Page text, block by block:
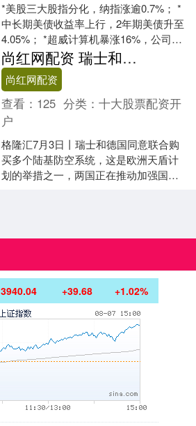
*美股三大股指分化，纳指涨逾0.7%； *
中长期美债收益率上行，2年期美债升至
4.05%； *超威计算机暴涨16%，公司与
沙特达成多年合约。 周三美股涨跌互
现，....
尚红网配资 瑞士和德国签署协议 将联合购买多个陆基防空系统_采购_格隆_国防
尚红网配资
查看： 125 分类：十大股票配资开
户
格隆汇7月3日丨瑞士和德国同意联合购
买多个陆基防空系统，这是欧洲天盾计
划的举措之一，两国正在推动加强国防
3940.04 +39.68 +1.02%